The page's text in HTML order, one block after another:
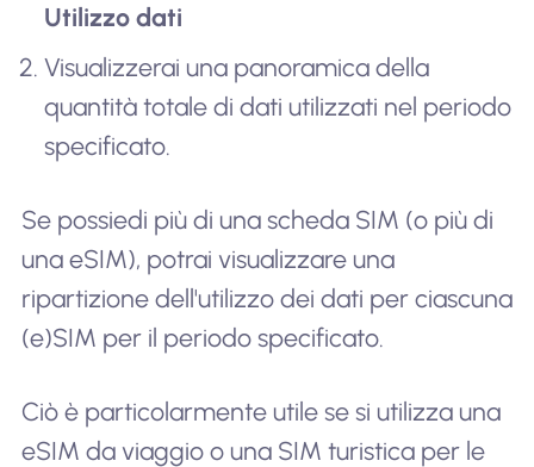
Utilizzo dati
Visualizzerai una panoramica della
quantità totale di dati utilizzati nel periodo
specificato.
Se possiedi più di una scheda SIM (o più di
una eSIM), potrai visualizzare una
ripartizione dell'utilizzo dei dati per ciascuna
(e)SIM per il periodo specificato.
Ciò è particolarmente utile se si utilizza una
eSIM da viaggio o una SIM turistica per le